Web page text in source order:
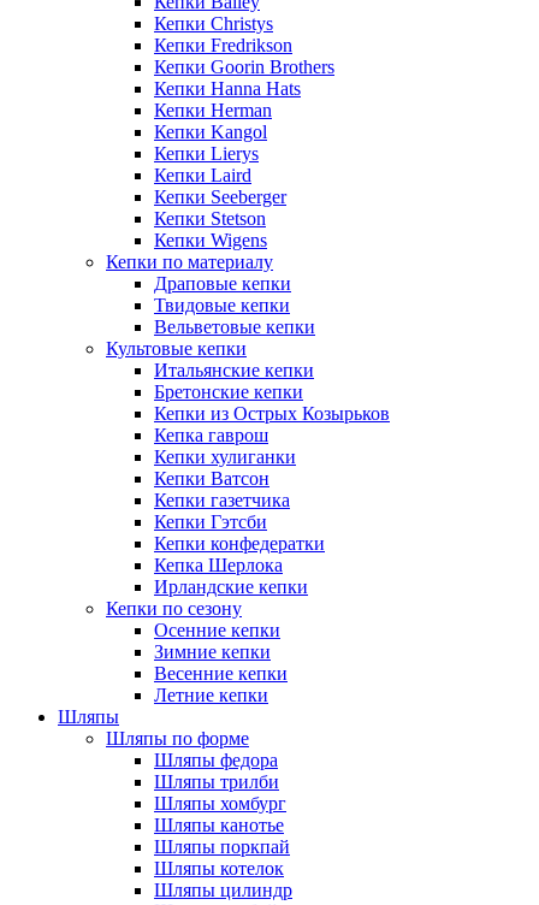
Кепки Christys
Кепки Fredrikson
Кепки Goorin Brothers
Кепки Hanna Hats
Кепки Herman
Кепки Kangol
Кепки Lierys
Кепки Laird
Кепки Seeberger
Кепки Stetson
Кепки Wigens
Кепки по материалу
Драповые кепки
Твидовые кепки
Вельветовые кепки
Культовые кепки
Итальянские кепки
Бретонские кепки
Кепки из Острых Козырьков
Кепка гаврош
Кепки хулиганки
Кепки Ватсон
Кепки газетчика
Кепки Гэтсби
Кепки конфедератки
Кепка Шерлока
Ирландские кепки
Кепки по сезону
Осенние кепки
Зимние кепки
Весенние кепки
Летние кепки
Шляпы
Шляпы по форме
Шляпы федора
Шляпы трилби
Шляпы хомбург
Шляпы канотье
Шляпы поркпай
Шляпы котелок
Шляпы цилиндр